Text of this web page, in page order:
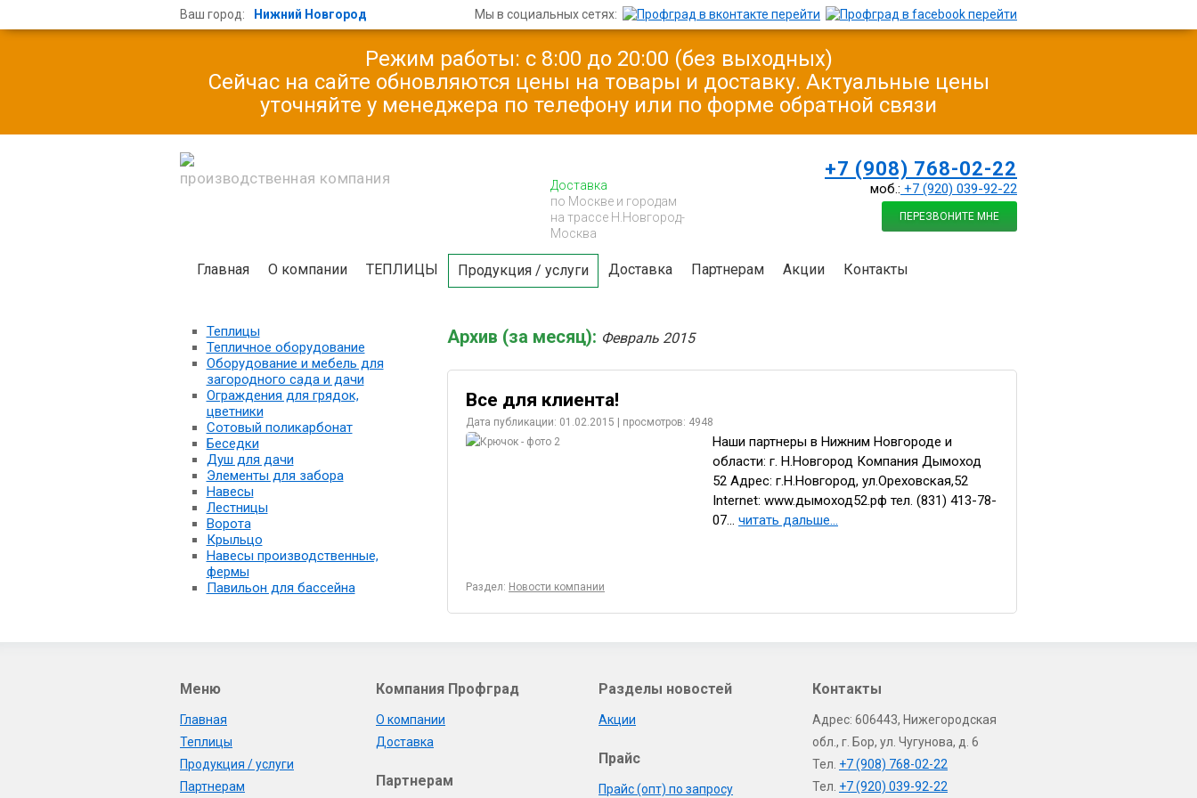
Ваш город: Нижний Новгород Мы в социальных сетях:
Режим работы: с 8:00 до 20:00 (без выходных)
Сейчас на сайте обновляются цены на товары и доставку. Актуальные цены
уточняйте у менеджера по телефону или по форме обратной связи
производственная компания
Доставка
по Москве и городам
на трассе Н.Новгород-
Москва
+7 (908) 768-02-22
моб.: +7 (920) 039-92-22
ПЕРЕЗВОНИТЕ МНЕ
Главная О компании ТЕПЛИЦЫ Продукция / услуги Доставка Партнерам Акции Контакты
Архив (за месяц): Февраль 2015
Все для клиента!
Дата публикации: 01.02.2015 | просмотров: 4948
Наши партнеры в Нижним Новгороде и
области: г. Н.Новгород Компания Дымоход
52 Адрес: г.Н.Новгород, ул.Ореховская,52
Internet: www.дымоход52.рф тел. (831) 413-78-
07... читать дальше...
Раздел: Новости компании
Теплицы
Тепличное оборудование
Оборудование и мебель для
загородного сада и дачи
Ограждения для грядок,
цветники
Сотовый поликарбонат
Беседки
Душ для дачи
Элементы для забора
Навесы
Лестницы
Ворота
Крыльцо
Навесы производственные,
фермы
Павильон для бассейна
Меню
Главная
Теплицы
Продукция / услуги
Партнерам
Компания Профград
О компании
Доставка
Партнерам
Разделы новостей
Акции
Прайс
Прайс (опт) по запросу
Контакты
Адрес: 606443, Нижегородская
обл., г. Бор, ул. Чугунова, д. 6
Тел. +7 (908) 768-02-22
Тел. +7 (920) 039-92-22